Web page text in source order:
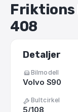
Friktions
408
Detaljer
Bilmodell
Volvo S90
Bultcirkel
5/108